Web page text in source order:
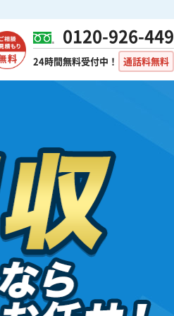
0120-926-449
24時間無料受付中！ 通話料無料